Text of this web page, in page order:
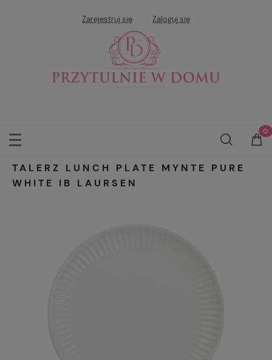
Zarejestruj się Zaloguj się
TALERZ LUNCH PLATE MYNTE PURE
WHITE IB LAURSEN